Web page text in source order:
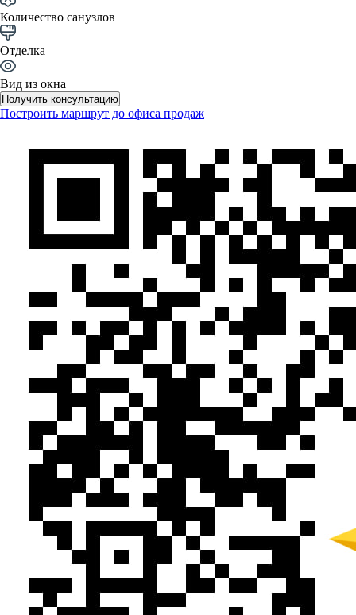
Количество санузлов
Отделка
Вид из окна
Получить консультацию
Построить маршрут до офиса продаж